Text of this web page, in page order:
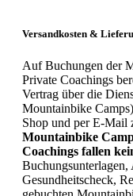
Versandkosten &
Auf Buchungen der
Private Coachings
Vertrag über die
Mountainbike
Shop und per E-Mail
Mountainbike
Coachings fallen
Gesundheitscheck,